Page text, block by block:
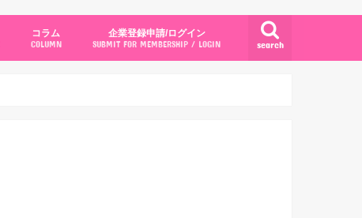
search
コラム
COLUMN
企業登録申請/ログイン
SUBMIT FOR MEMBERSHIP / LOGIN